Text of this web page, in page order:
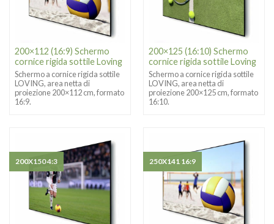
200×112 (16:9) Schermo
cornice rigida sottile Loving
Schermo a cornice rigida sottile
LOVING, area netta di
proiezione 200×112 cm, formato
16:9.
200×125 (16:10) Schermo
cornice rigida sottile Loving
Schermo a cornice rigida sottile
LOVING, area netta di
proiezione 200×125 cm, formato
16:10.
200X150 4:3 250X141 16:9